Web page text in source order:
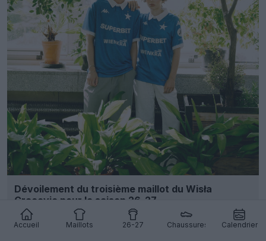
Accueil Maillots 26-27 Chaussures Calendrier
Dévoilement du troisième maillot du Wisła
Cracovie pour la saison 26-27
10 222